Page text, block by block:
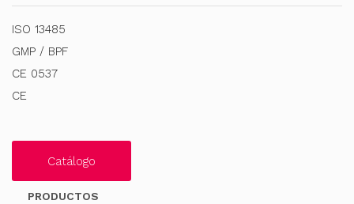
ISO 13485
GMP / BPF
CE 0537
CE
Catálogo
PRODUCTOS